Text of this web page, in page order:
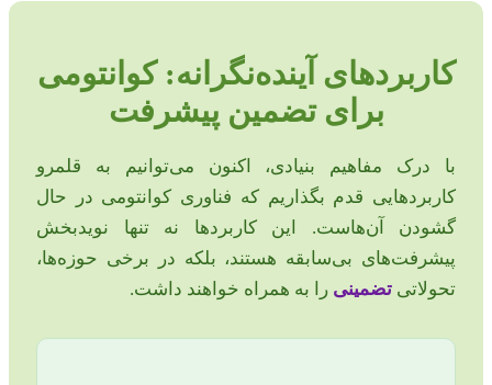
کاربردهای آینده‌نگرانه: کوانتومی
برای تضمین پیشرفت
با درک مفاهیم بنیادی، اکنون می‌توانیم به قلمرو
کاربردهایی قدم بگذاریم که فناوری کوانتومی در حال
گشودن آن‌هاست. این کاربردها نه تنها نویدبخش
پیشرفت‌های بی‌سابقه هستند، بلکه در برخی حوزه‌ها،
تحولاتی تضمینی را به همراه خواهند داشت.